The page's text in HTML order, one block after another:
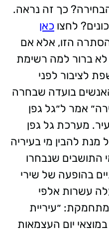
כך זה נראה.
לחצו כאן
הזו, אלא אם
ברור למה רשימת
לציבור לפני
בועדה שבחרה
אמר ל״גל גפן
מערכת גל גפן
מנת להבין מי בעיריה
התושבים שנבחרו
בהופעה של שירי
עשרות אלפי
״עיריית
יום העצמאות